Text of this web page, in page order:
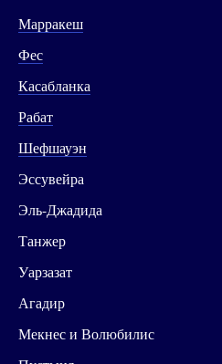
Марракеш
Фес
Касабланка
Рабат
Шефшауэн
Эссувейра
Эль-Джадида
Танжер
Уарзазат
Агадир
Мекнес и Волюбилис